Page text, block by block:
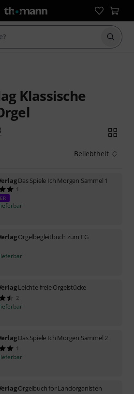
Suche
Klassische
Beliebtheit
Das Spiele Ich Morgen Sammel 1
1
Orgelbegleitbuch zum EG
Leichte freie Orgelstücke
2
Das Spiele Ich Morgen Sammel 2
1
Orgelbuch for Landorganisten